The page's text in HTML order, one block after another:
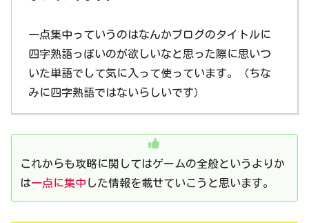
一点集中っていうのはなんかブログのタイトルに
四字熟語っぽいのが欲しいなと思った際に思いつ
いた単語でして気に入って使っています。（ちな
みに四字熟語ではないらしいです）
これからも攻略に関してはゲームの全般というよりか
は一点に集中 した情報を載せていこうと思います。